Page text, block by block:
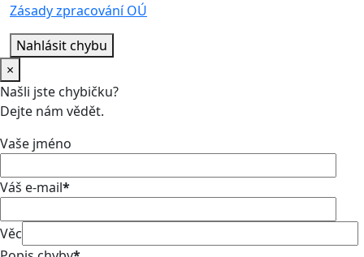
Zásady zpracování OÚ
Nahlásit chybu
×
Našli jste chybičku?
Dejte nám vědět.
Vaše jméno
Váš e-mail*
Věc